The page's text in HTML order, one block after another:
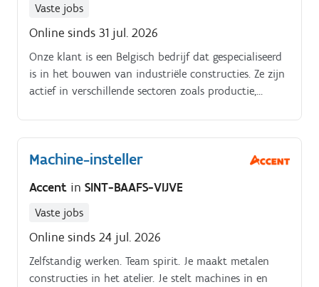
Vaste jobs
Online sinds 31 jul. 2026
Onze klant is een Belgisch bedrijf dat gespecialiseerd
is in het bouwen van industriële constructies. Ze zijn
actief in verschillende sectoren zoals productie,
voor bedrijven die nieuwe bedrijfsgebouwen willen
neerzetten of bestaande infrastructuur willen
uitbreiden.
Machine-insteller
Accent in SINT-BAAFS-VIJVE
Vaste jobs
Online sinds 24 jul. 2026
Zelfstandig werken. Team spirit. Je maakt metalen
constructies in het atelier. Je stelt machines in en